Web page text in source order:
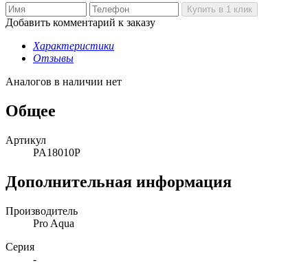
Добавить комментарий к заказу
Характеристики
Отзывы
Аналогов в наличии нет
Общее
Артикул
PA18010P
Дополнительная информация
Производитель
Pro Aqua
Серия
-